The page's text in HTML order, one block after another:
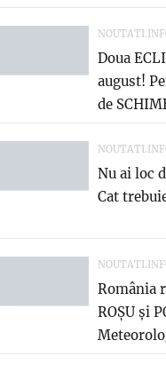
Doua
august!
de
Nu ai loc
Cat
România
ROȘU și